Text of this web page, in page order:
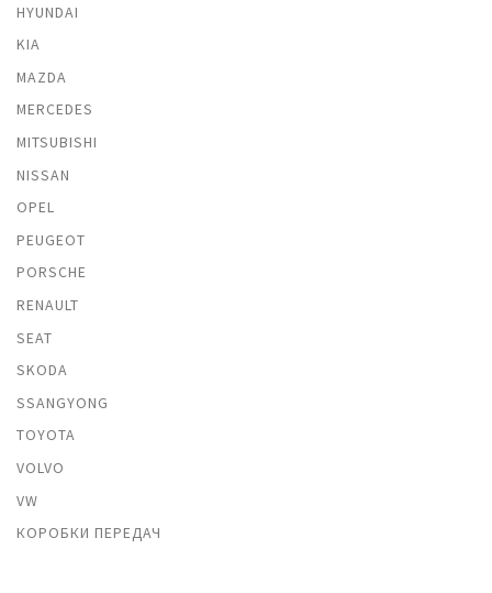
HYUNDAI
KIA
MAZDA
MERCEDES
MITSUBISHI
NISSAN
OPEL
PEUGEOT
PORSCHE
RENAULT
SEAT
SKODA
SSANGYONG
TOYOTA
VOLVO
VW
КОРОБКИ ПЕРЕДАЧ